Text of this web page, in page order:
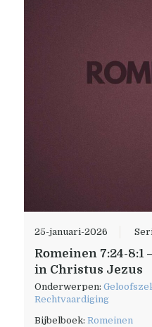
25-januari-2026
Romeinen 7:24-8:1
in Christus Jezus
Onderwerpen:
Rechtvaardiging
Bijbelboek:Romeinen